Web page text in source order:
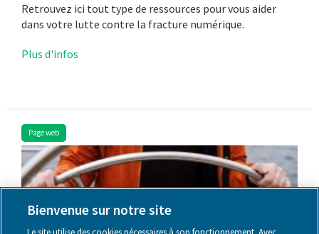
Retrouvez ici tout type de ressources pour vous aider
dans votre lutte contre la fracture numérique.
Plus d'infos
Page web
Bienvenue sur notre site